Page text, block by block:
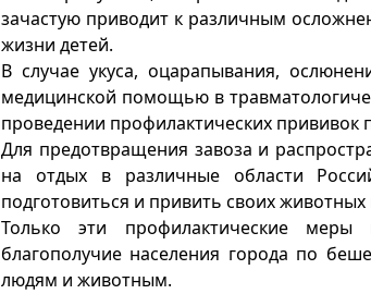
зачастую приводит к различным
жизни детей.
В случае укуса, оцарапывания,
медицинской помощью в
проведении профилактических прививок
Для предотвращения завоза и
на отдых в различные области
подготовиться и привить своих
Только эти профилактические меры
благополучие населения города по
людям и животным.